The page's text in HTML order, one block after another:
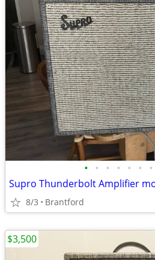
• • • • • • •
8/3 Brantford
$3,500